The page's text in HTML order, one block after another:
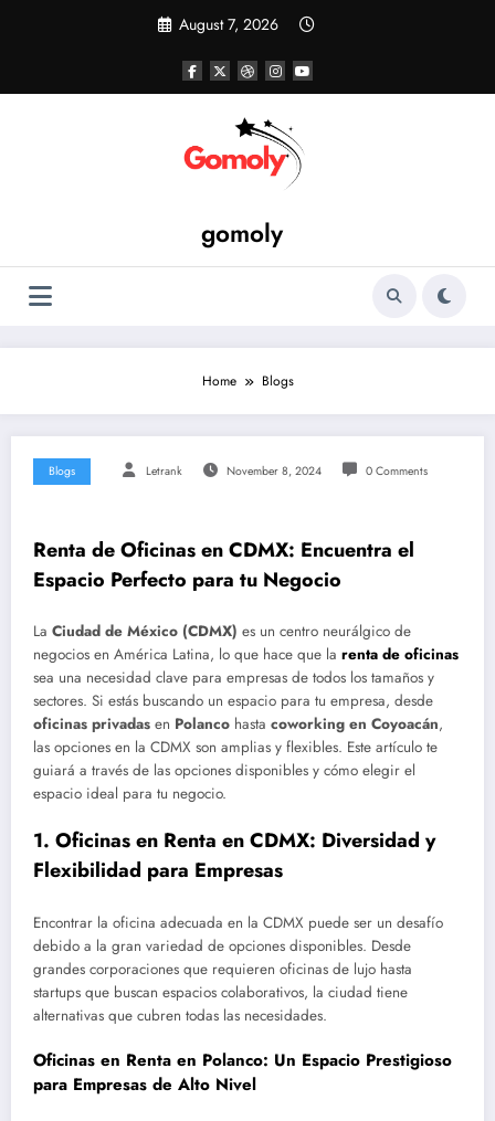
August 7, 2026
gomoly
Home Blogs
Blogs Letrank November 8, 2024 0 Comments
Renta de Oficinas en CDMX: Encuentra el
Espacio Perfecto para tu Negocio
La Ciudad de México (CDMX) es un centro neurálgico de
negocios en América Latina, lo que hace que la renta de oficinas
sea una necesidad clave para empresas de todos los tamaños y
sectores. Si estás buscando un espacio para tu empresa, desde
oficinas privadas en Polanco hasta coworking en Coyoacán,
las opciones en la CDMX son amplias y flexibles. Este artículo te
guiará a través de las opciones disponibles y cómo elegir el
espacio ideal para tu negocio.
1. Oficinas en Renta en CDMX: Diversidad y
Flexibilidad para Empresas
Encontrar la oficina adecuada en la CDMX puede ser un desafío
debido a la gran variedad de opciones disponibles. Desde
grandes corporaciones que requieren oficinas de lujo hasta
startups que buscan espacios colaborativos, la ciudad tiene
alternativas que cubren todas las necesidades.
Oficinas en Renta en Polanco: Un Espacio Prestigioso
para Empresas de Alto Nivel